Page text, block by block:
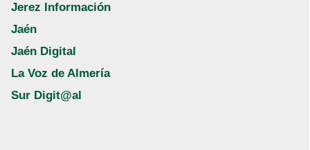
Jerez Información
Jaén
Jaén Digital
La Voz de Almería
Sur Digit@al